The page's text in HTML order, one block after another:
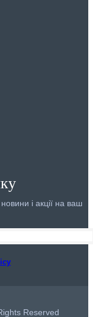
і акції на ваш
Reserved